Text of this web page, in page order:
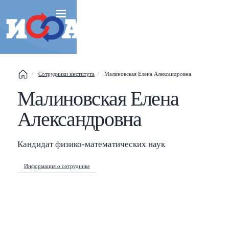
Сотрудники института Малиновская Елена Александровна
Малиновская Елена
Александровна
Кандидат физико-математических наук
Информация о сотруднике
This help popup Shift +
Search popup /
Navigate posts